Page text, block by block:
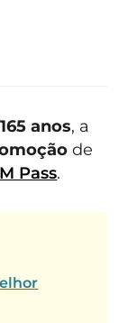
165 anos, a
de
Pass.